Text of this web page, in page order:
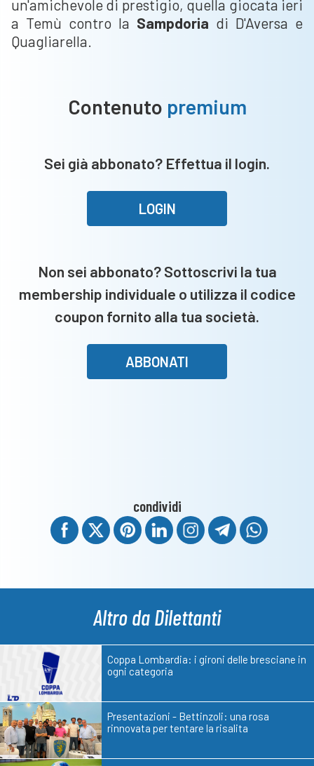
un'amichevole di prestigio, quella giocata ieri
a Temù contro la Sampdoria di D'Aversa e
Quagliarella.
Contenuto premium
Sei già abbonato? Effettua il login.
LOGIN
Non sei abbonato? Sottoscrivi la tua
membership individuale o utilizza il codice
coupon fornito alla tua società.
ABBONATI
condividi
Altro da Dilettanti
Coppa Lombardia: i gironi delle bresciane in
ogni categoria
Presentazioni - Bettinzoli: una rosa
rinnovata per tentare la risalita